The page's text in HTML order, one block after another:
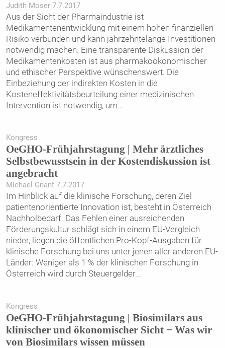
Judith Moser 7.7.2017
Aus der Sicht der Pharmaindustrie ist
Medikamentenentwicklung mit einem hohen finanziellen
Risiko verbunden und kann jahrzehntelange Investitionen
notwendig machen. Eine transparente Diskussion der
Medikamentenkosten ist aus pharmakoökonomischer
und ethischer Perspektive wünschenswert. Die
Einbeziehung der indirekten Kosten in die
Kosteneffektivitätsbeurteilung einer medizinischen
Intervention ist notwendig, um...
Kongress
OeGHO-Frühjahrstagung | Mehr ärztliches
Selbstbewusstsein in der Kostendiskussion ist
angebracht
Michael Gnant 7.7.2017
Im Hinblick auf die klinische Forschung, deren Ziel
patientenorientierte Innovation ist, besteht in Österreich
Nachholbedarf. Das Fehlen einer ausreichenden
Förderungskultur schlägt sich in einem EU-Vergleich
nieder, liegen die öffentlichen Pro-Kopf-Ausgaben für
klinische Forschung bei uns unter jenen aller anderen EU-
Länder: Weniger als 1 % der klinischen Forschung in
Österreich wird durch Steuergelder...
Kongress
OeGHO-Frühjahrstagung | Biosimilars aus
klinischer und ökonomischer Sicht − Was wir
von Biosimilars wissen müssen